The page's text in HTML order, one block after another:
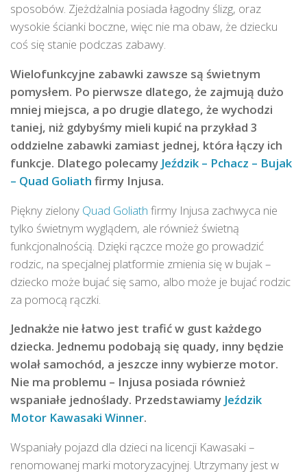
sposobów. Zjeżdżalnia posiada łagodny ślizg, oraz
wysokie ścianki boczne, więc nie ma obaw, że dziecku
coś się stanie podczas zabawy.
Wielofunkcyjne zabawki zawsze są świetnym
pomysłem. Po pierwsze dlatego, że zajmują dużo
mniej miejsca, a po drugie dlatego, że wychodzi
taniej, niż gdybyśmy mieli kupić na przykład 3
oddzielne zabawki zamiast jednej, która łączy ich
funkcje. Dlatego polecamy Jeździk – Pchacz – Bujak
– Quad Goliath firmy Injusa.
Piękny zielony Quad Goliath firmy Injusa zachwyca nie
tylko świetnym wyglądem, ale również świetną
funkcjonalnością. Dzięki rączce może go prowadzić
rodzic, na specjalnej platformie zmienia się w bujak –
dziecko może bujać się samo, albo może je bujać rodzic
za pomocą rączki.
Jednakże nie łatwo jest trafić w gust każdego
dziecka. Jednemu podobają się quady, inny będzie
wolał samochód, a jeszcze inny wybierze motor.
Nie ma problemu – Injusa posiada również
wspaniałe jednoślady. Przedstawiamy Jeździk
Motor Kawasaki Winner.
Wspaniały pojazd dla dzieci na licencji Kawasaki –
renomowanej marki motoryzacyjnej. Utrzymany jest w